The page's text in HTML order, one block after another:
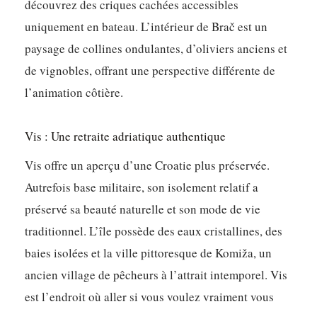
découvrez des criques cachées accessibles
uniquement en bateau. L’intérieur de Brač est un
paysage de collines ondulantes, d’oliviers anciens et
de vignobles, offrant une perspective différente de
l’animation côtière.
Vis : Une retraite adriatique authentique
Vis offre un aperçu d’une Croatie plus préservée.
Autrefois base militaire, son isolement relatif a
préservé sa beauté naturelle et son mode de vie
traditionnel. L’île possède des eaux cristallines, des
baies isolées et la ville pittoresque de Komiža, un
ancien village de pêcheurs à l’attrait intemporel.Vis
est l’endroit où aller si vous voulez vraiment vous